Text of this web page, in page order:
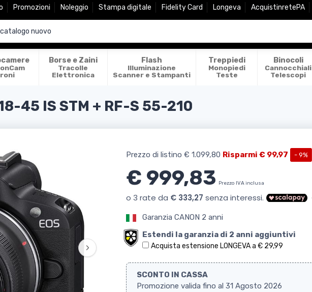
Promozioni Noleggio Stampa digitale Fidelity Card Longeva AcquistinretePA
Borse e Zaini
Tracolle
Elettronica
Flash
Illuminazione
Scanner e Stampanti
Treppiedi
Monopiedi
Teste
Binocoli
Cannocchiali
Telescopi
45 IS STM + RF-S 55-210
›
Prezzo di listino € 1.099,80 Risparmi € 99,97 - 9%
€ 999,83 Prezzo IVA inclusa
Garanzia CANON 2 anni
Estendi la garanzia di 2 anni aggiuntivi
Acquista estensione LONGEVA a € 29,99
SCONTO IN CASSA
Promozione valida fino al 31 Agosto 2026